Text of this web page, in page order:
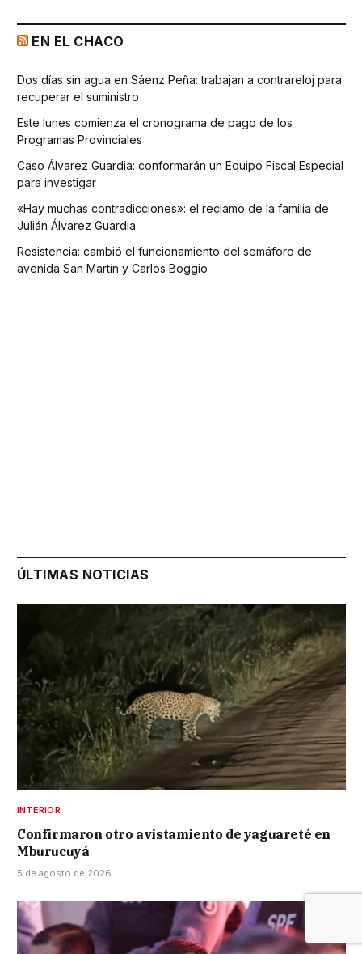
EN EL CHACO
Dos días sin agua en Sáenz Peña: trabajan a contrareloj para
recuperar el suministro
Este lunes comienza el cronograma de pago de los
Programas Provinciales
Caso Álvarez Guardia: conformarán un Equipo Fiscal Especial
para investigar
«Hay muchas contradicciones»: el reclamo de la familia de
Julián Álvarez Guardia
Resistencia: cambió el funcionamiento del semáforo de
avenida San Martín y Carlos Boggio
ÚLTIMAS NOTICIAS
INTERIOR
Confirmaron otro avistamiento de yaguareté en
Mburucuyá
5 de agosto de 2026